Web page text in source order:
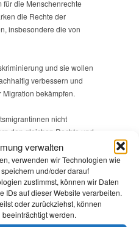
verwalten
verwenden wir Technologien wie
und/oder darauf
zustimmst, können wir Daten
auf dieser Website verarbeiten.
oder zurückziehst, können
werden.
für die Menschenrechte
die Rechte der
insbesondere die von
und sie wollen
verbessern und
bekämpfen.
nicht
den gleichen Rechte und
wie einheimische
mehr gewünscht, als
uns ein klares
gegen die Ausplünderung
deren unverantwortliche